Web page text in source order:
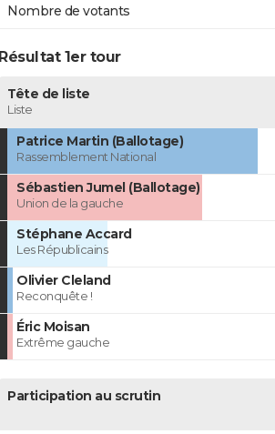
Nombre de votants
Résultat 1er tour
Tête de liste
Liste
Patrice Martin (Ballotage)
Rassemblement National
Sébastien Jumel (Ballotage)
Union de la gauche
Stéphane Accard
Les Républicains
Olivier Cleland
Reconquête !
Éric Moisan
Extrême gauche
Participation au scrutin